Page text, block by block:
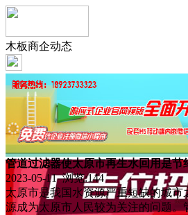
木板商企动态
管道过滤器使太原市再生水回用是节
2023-05-11 浏览:144
太原市是我国水资源严重短缺的城市
源成为太原市人民较为关注的问题。